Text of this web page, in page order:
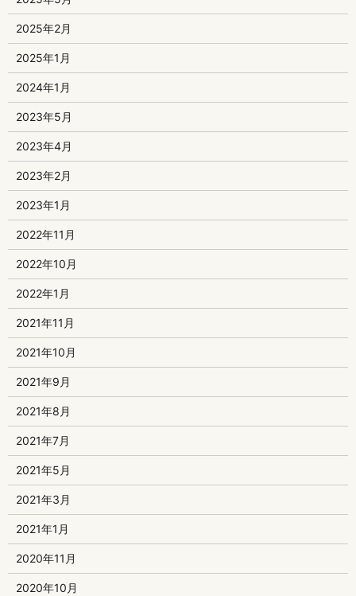
2025年2月
2025年1月
2024年1月
2023年5月
2023年4月
2023年2月
2023年1月
2022年11月
2022年10月
2022年1月
2021年11月
2021年10月
2021年9月
2021年8月
2021年7月
2021年5月
2021年3月
2021年1月
2020年11月
2020年10月